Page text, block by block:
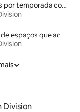
Locações por temporada com piscina
Aluguéis de espaços que aceitam animais de estimação
Division